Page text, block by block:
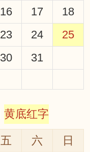
16 17
18
23 24
25
30 31
黄底红字
五 六
日